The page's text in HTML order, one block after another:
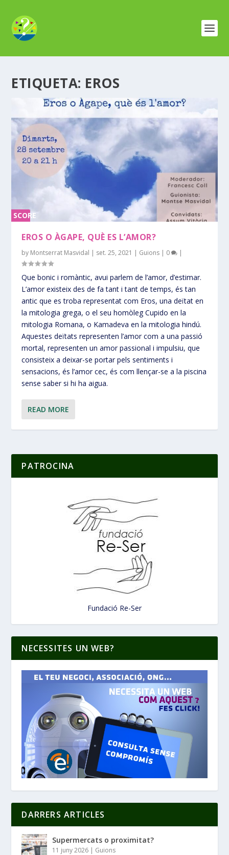
ETIQUETA: EROS
SCORE
EROS O ÀGAPE, QUÈ ES L’AMOR?
by Montserrat Masvidal | set. 25, 2021 | Guions | 0 |
Que bonic i romàntic, avui parlem de l’amor, d’estimar.
L’amor existeix des de fa tant i tant de temps, és tan
antic que es troba representat com Eros, una deïtat en
la mitologia grega, o el seu homòleg Cupido en la
mitologia Romana, o Kamadeva en la mitologia hindú.
Aquestes deïtats representen l’amor com a una passió
mortal, representen un amor passional i impulsiu, que
consisteix a deixar-se portar pels sentiments i
sensacions, és l’amor cec, és com llençar-se a la piscina
sense saber si hi ha aigua.
READ MORE
PATROCINA
Fundació Re-Ser
NECESSITES UN WEB?
DARRERS ARTICLES
Supermercats o proximitat?
11 juny 2026 | Guions